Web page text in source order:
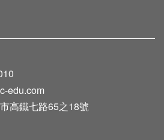
edu.com
高鐵七路65之18號